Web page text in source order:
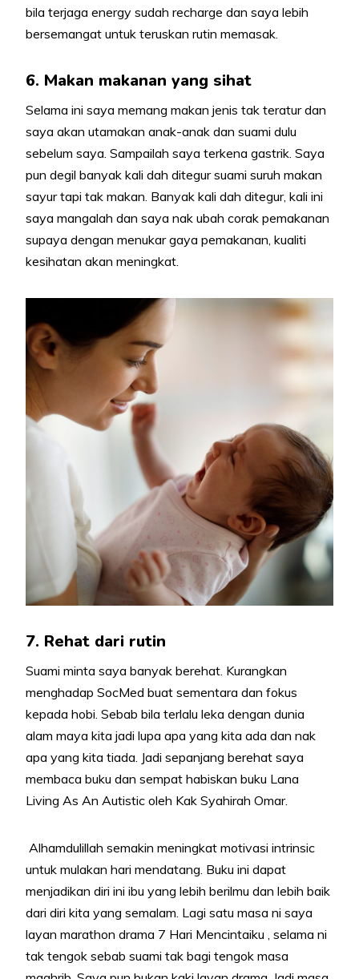
bila terjaga energy sudah recharge dan saya lebih
bersemangat untuk teruskan rutin memasak.
6. Makan makanan yang sihat
Selama ini saya memang makan jenis tak teratur dan
saya akan utamakan anak-anak dan suami dulu
sebelum saya. Sampailah saya terkena gastrik. Saya
pun degil banyak kali dah ditegur suami suruh makan
sayur tapi tak makan. Banyak kali dah ditegur, kali ini
saya mangalah dan saya nak ubah corak pemakanan
supaya dengan menukar gaya pemakanan, kualiti
kesihatan akan meningkat.
7. Rehat dari rutin
Suami minta saya banyak berehat. Kurangkan
menghadap SocMed buat sementara dan fokus
kepada hobi. Sebab bila terlalu leka dengan dunia
alam maya kita jadi lupa apa yang kita ada dan nak
apa yang kita tiada. Jadi sepanjang berehat saya
membaca buku dan sempat habiskan buku Lana
Living As An Autistic oleh Kak Syahirah Omar.
Alhamdulillah semakin meningkat motivasi intrinsic
untuk mulakan hari mendatang. Buku ini dapat
menjadikan diri ini ibu yang lebih berilmu dan lebih baik
dari diri kita yang semalam. Lagi satu masa ni saya
layan marathon drama 7 Hari Mencintaiku , selama ni
tak tengok sebab suami tak bagi tengok masa